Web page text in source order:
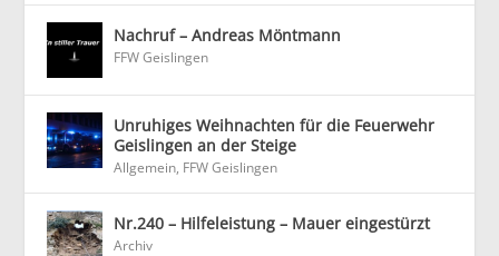
Nachruf – Andreas Möntmann
FFW Geislingen
Unruhiges Weihnachten für die Feuerwehr
Geislingen an der Steige
Allgemein, FFW Geislingen
Nr.240 – Hilfeleistung – Mauer eingestürzt
Archiv